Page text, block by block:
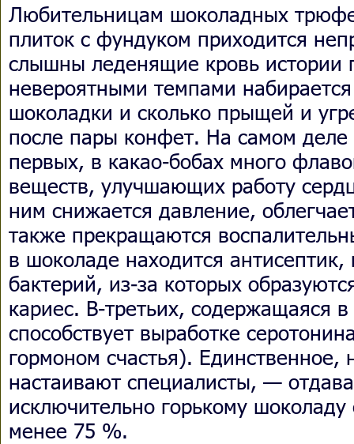
Любительницам шоколадных
плиток с фундуком приходится
слышны леденящие кровь истории
невероятными темпами
шоколадки и сколько прыщей и
после пары конфет. На самом
первых, в какао-бобах много
веществ, улучшающих работу
ним снижается давление,
также прекращаются
в шоколаде находится
бактерий, из-за которых
кариес. В-третьих, содержащаяся
способствует выработке
гормоном счастья).
настаивают специалисты, —
исключительно горькому
менее 75 %.